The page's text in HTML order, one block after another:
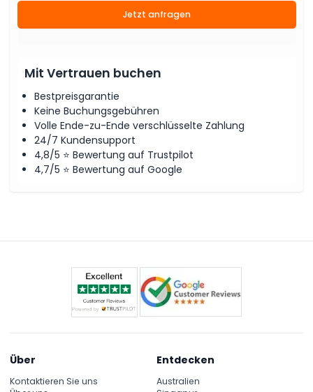
Jetzt anfragen
Mit Vertrauen buchen
Bestpreisgarantie
Keine Buchungsgebühren
Volle Ende-zu-Ende verschlüsselte Zahlung
24/7 Kundensupport
4,8/5 ⭐ Bewertung auf Trustpilot
4,7/5 ⭐ Bewertung auf Google
Über
Kontaktieren Sie uns
Entdecken
Australien